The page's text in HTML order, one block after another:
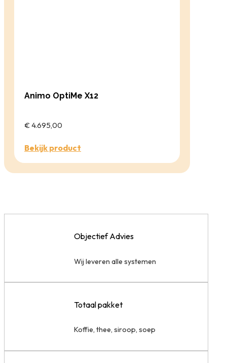
Animo OptiMe X12
€ 4.695,00
Bekijk product
Objectief Advies
Wij leveren alle systemen
Totaal pakket
Koffie, thee, siroop, soep